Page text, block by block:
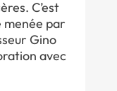
C’est
menée par
Gino
avec